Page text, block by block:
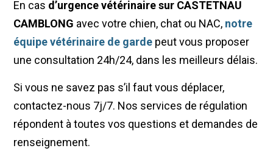
En cas d’urgence vétérinaire sur CASTETNAU
CAMBLONG avec votre chien, chat ou NAC, notre
équipe vétérinaire de garde peut vous proposer
une consultation 24h/24, dans les meilleurs délais.
Si vous ne savez pas s’il faut vous déplacer,
contactez-nous 7j/7. Nos services de régulation
répondent à toutes vos questions et demandes de
renseignement.